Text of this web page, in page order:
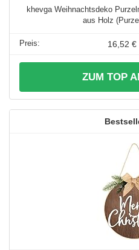
khevga Weihnachtsdeko
aus Holz
16,52 €
ZUM TOP